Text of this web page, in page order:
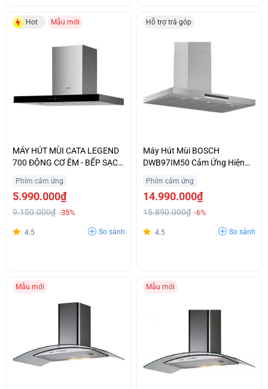
Hot Mẫu mới
MÁY HÚT MÙI CATA LEGEND
700 ĐỘNG CƠ ÊM - BẾP SẠCH
Phím cảm ứng
5.990.000₫
9.150.000₫ -35%
4.5 So sánh
Hỗ trợ trả góp
Máy Hút Mùi BOSCH
DWB97IM50 Cảm Ứng Hiện
Phím cảm ứng
14.990.000₫
15.890.000₫ -6%
4.5 So sánh
Mẫu mới Mẫu mới